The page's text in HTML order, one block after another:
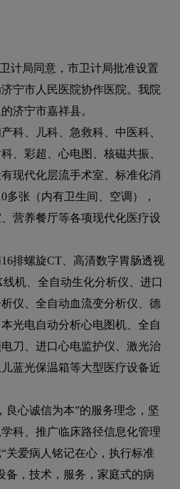
计局同意，市卫计局批准设置
宁市人民医院协作医院。我院
济宁市嘉祥县。
科、儿科、急救科、中医科、
、彩超、心电图、核磁共振、
现代化层流手术室、标准化消
多张（内有卫生间、空调），
营养餐厅等各项现代化医疗设
排螺旋CT、高清数字胃肠透视
机、全自动生化分析仪、进口
仪、全自动血流变分析仪、德
光电自动分析心电图机、全自
刀、进口心电监护仪、激光治
蓝光保温箱等大型医疗设备近
良心诚信为本”的服务理念，坚
科、推广临床路径信息化管理
关爱病人铭记在心，执行标准
备，技术，服务，家庭式的病